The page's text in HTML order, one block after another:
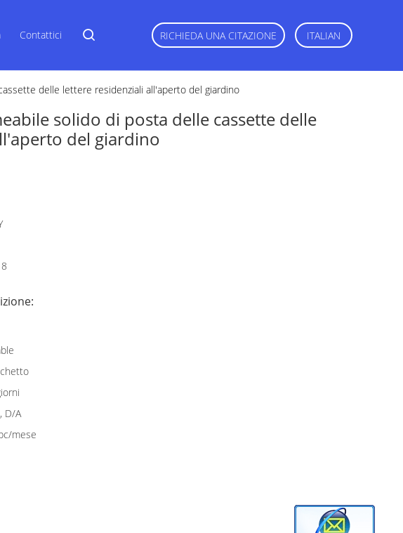
Contattici RICHIEDA UNA CITAZIONE ITALIAN
delle lettere residenziali all'aperto del giardino
solido di posta delle cassette delle
del giardino
D/A
mese